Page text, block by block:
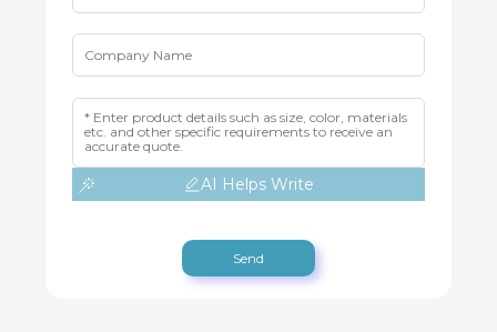
AI Helps Write
Send